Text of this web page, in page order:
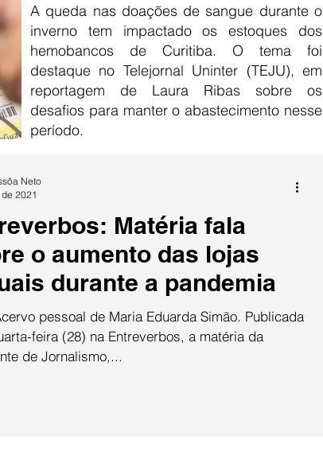
A queda nas doações de sangue durante o
inverno tem impactado os estoques dos
hemobancos de Curitiba. O tema foi
destaque no Telejornal Uninter (TEJU), em
reportagem de Laura Ribas sobre os
desafios para manter o abastecimento nesse
período.
Matéria fala
o aumento das lojas
durante a pandemia
pessoal de Maria Eduarda Simão. Publicada
feira (28) na Entreverbos, a matéria da
de Jornalismo,...
Neto
2021